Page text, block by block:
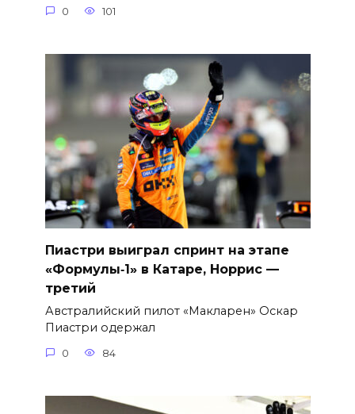
0 101
Пиастри выиграл спринт на этапе
«Формулы‑1» в Катаре, Норрис —
третий
Австралийский пилот «Макларен» Оскар
Пиастри одержал
0 84